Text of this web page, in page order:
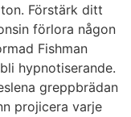
Förstärk ditt
förlora någon
Fishman
hypnotiserande.
greppbrädan
projicera varje